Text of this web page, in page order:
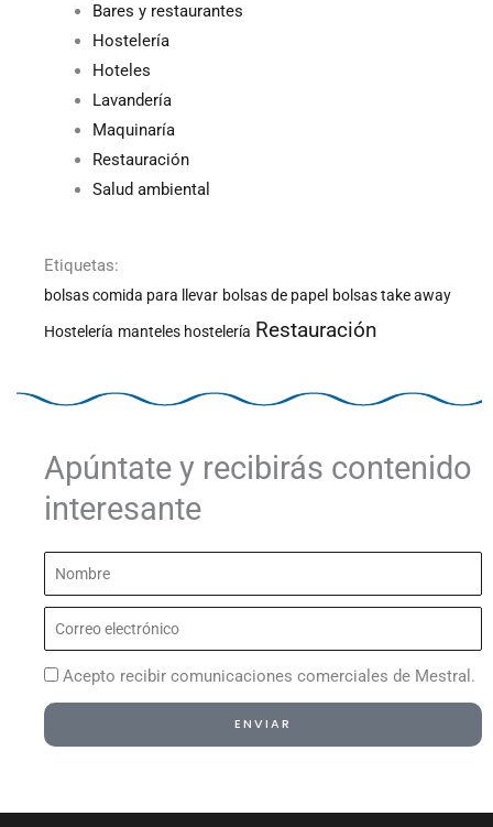
Bares y restaurantes
Hostelería
Hoteles
Lavandería
Maquinaría
Restauración
Salud ambiental
Etiquetas:
bolsas comida para llevar bolsas de papel bolsas take away
Hostelería manteles hostelería Restauración
Apúntate y recibirás contenido
interesante
Nombre
Correo
electrónico
Acepto recibir comunicaciones comerciales de Mestral.
ENVIAR